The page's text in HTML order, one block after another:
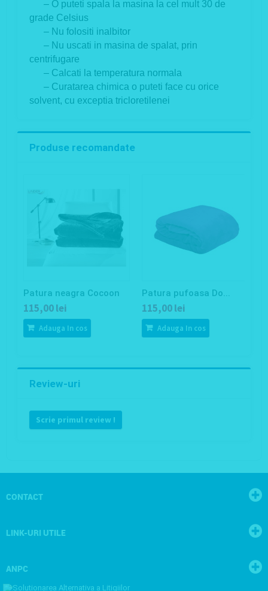
– O puteti spala la masina la cel mult 30 de
grade Celsius
– Nu folositi inalbitor
– Nu uscati in masina de spalat, prin
centrifugare
– Calcati la temperatura normala
– Curatarea chimica o puteti face cu orice
solvent, cu exceptia tricloretilenei
Produse recomandate
Patura neagra Cocoon
115,00 lei
Adauga In cos
Patura pufoasa Do...
115,00 lei
Adauga In cos
Review-uri
Scrie primul review !
CONTACT
LINK-URI UTILE
ANPC